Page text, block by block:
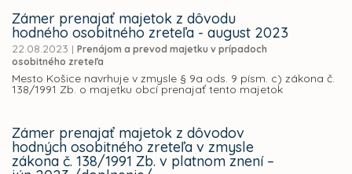
Zámer prenajať majetok z dôvodu
hodného osobitného zreteľa - august 2023
22.08.2023 | Prenájom a prevod majetku v prípadoch
osobitného zreteľa
Mesto Košice navrhuje v zmysle § 9a ods. 9 písm. c) zákona č.
138/1991 Zb. o majetku obcí prenajať tento majetok
Zámer prenajať majetok z dôvodov
hodných osobitného zreteľa v zmysle
zákona č. 138/1991 Zb. v platnom znení –